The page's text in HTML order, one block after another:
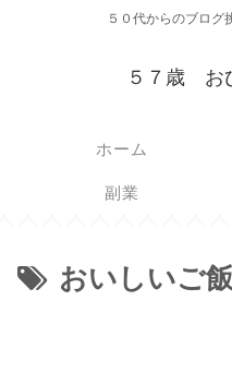
５０代からのブログ
５７歳 お
ホーム
副業
おいしいご飯